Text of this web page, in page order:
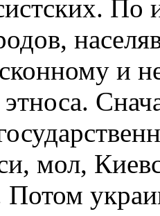
По
и
этноса.
мол,